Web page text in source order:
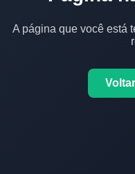
A página que você está